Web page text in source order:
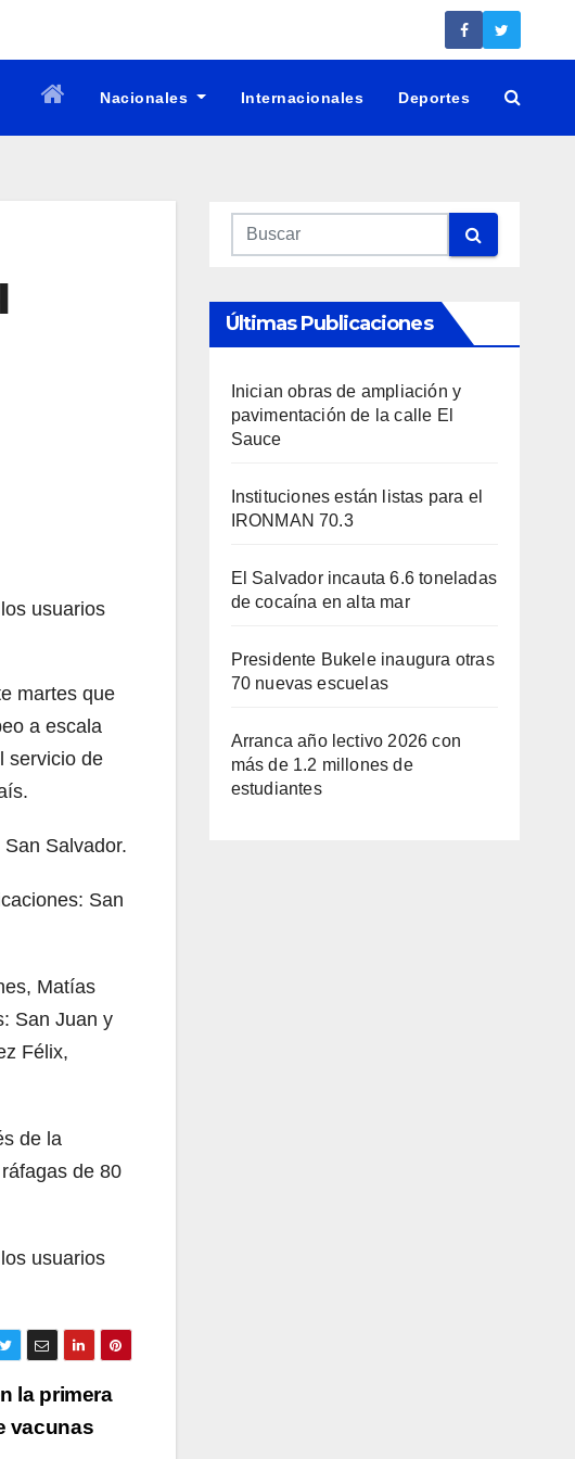
Nacionales Internacionales Deportes
usuarios
martes que
a escala
servicio de
Salvador.
San
Matías
San Juan y
Félix,
de la
de 80
usuarios
la primera
vacunas
Últimas Publicaciones
Inician obras de ampliación y
pavimentación de la calle El
Sauce
Instituciones están listas para el
IRONMAN 70.3
El Salvador incauta 6.6 toneladas
de cocaína en alta mar
Presidente Bukele inaugura otras
70 nuevas escuelas
Arranca año lectivo 2026 con
más de 1.2 millones de
estudiantes